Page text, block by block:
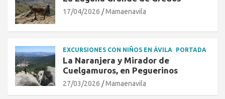
17/04/2026 Mamaenavila
EXCURSIONES CON NIÑOS EN ÁVILA PORTADA
La Naranjera y Mirador de
Cuelgamuros, en Peguerinos
27/03/2026 Mamaenavila